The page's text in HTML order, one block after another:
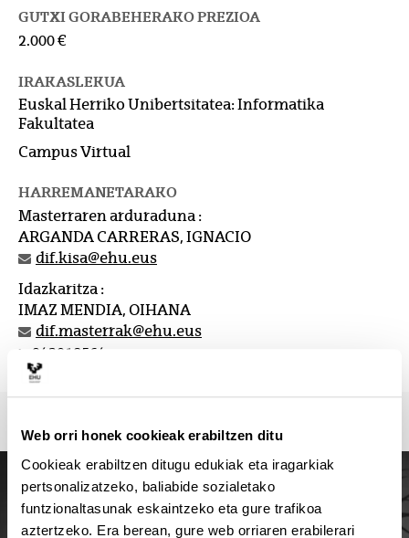
Web orri honek cookieak erabiltzen ditu
Cookieak erabiltzen ditugu edukiak eta iragarkiak
pertsonalizatzeko, baliabide sozialetako
funtzionaltasunak eskaintzeko eta gure trafikoa
aztertzeko. Era berean, gure web orriaren erabilerari
GUTXI GORABEHERAKO PREZIOA
2.000 €
IRAKASLEKUA
Euskal Herriko Unibertsitatea: Informatika
Fakultatea
Campus Virtual
HARREMANETARAKO
Masterraren arduraduna :
ARGANDA CARRERAS, IGNACIO
dif.kisa@ehu.eus
Idazkaritza :
IMAZ MENDIA, OIHANA
dif.masterrak@ehu.eus
943018564